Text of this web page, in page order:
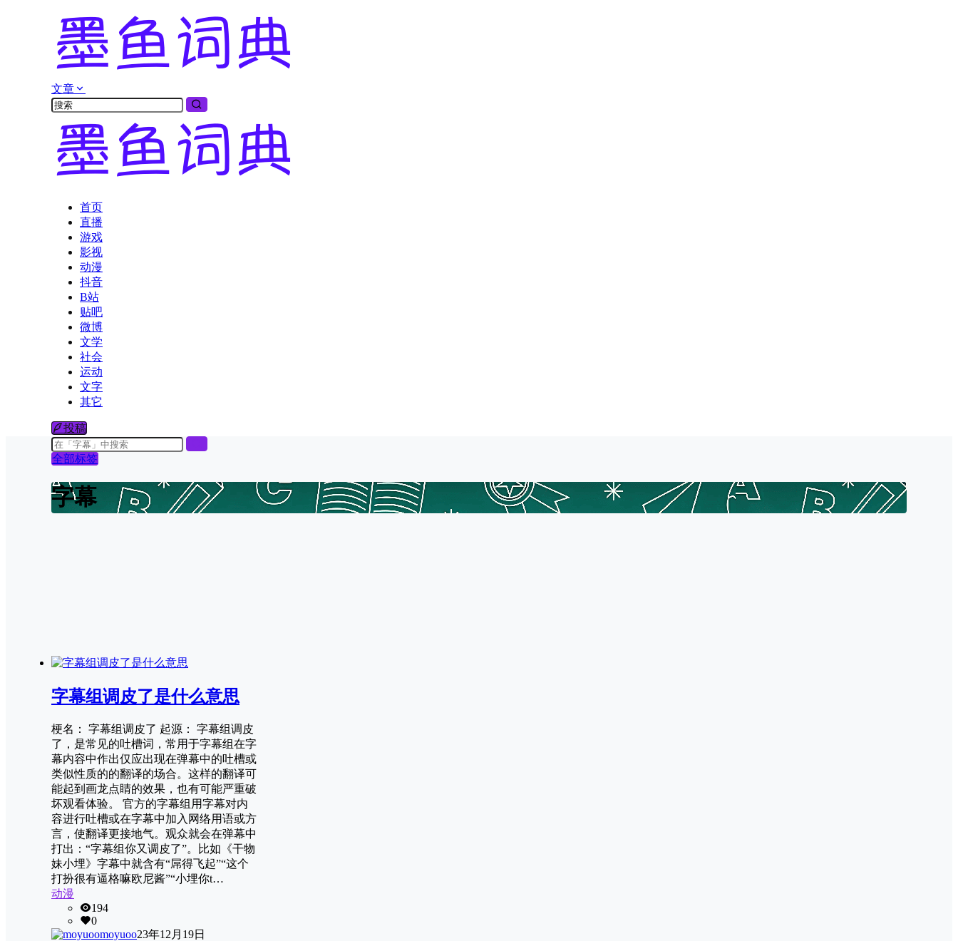
文章
首页
直播
游戏
影视
动漫
抖音
B站
贴吧
微博
文学
社会
运动
文字
其它
投稿
全部标签
字幕
字幕组调皮了是什么意思
梗名： 字幕组调皮了 起源： 字幕组调皮
了，是常见的吐槽词，常用于字幕组在字
幕内容中作出仅应出现在弹幕中的吐槽或
类似性质的的翻译的场合。这样的翻译可
能起到画龙点睛的效果，也有可能严重破
坏观看体验。 官方的字幕组用字幕对内
容进行吐槽或在字幕中加入网络用语或方
言，使翻译更接地气。观众就会在弹幕中
打出：“字幕组你又调皮了”。比如《干物
妹小埋》字幕中就含有“屌得飞起”“这个
打扮很有逼格嘛欧尼酱”“小埋你t…
动漫
194
0
moyuoo23年12月19日